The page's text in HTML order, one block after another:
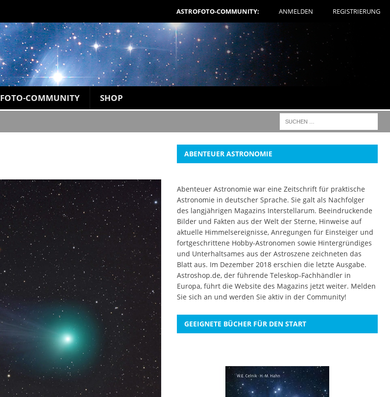
ASTROFOTO-COMMUNITY: ANMELDEN REGISTRIERUNG
COMMUNITY SHOP
ABENTEUER ASTRONOMIE
Abenteuer Astronomie war eine Zeitschrift für praktische
Astronomie in deutscher Sprache. Sie galt als Nachfolger
des langjährigen Magazins Interstellarum. Beeindruckende
Bilder und Fakten aus der Welt der Sterne, Hinweise auf
aktuelle Himmelsereignisse, Anregungen für Einsteiger und
fortgeschrittene Hobby-Astronomen sowie Hintergründiges
und Unterhaltsames aus der Astroszene zeichneten das
Blatt aus. Im Dezember 2018 erschien die letzte Ausgabe.
Astroshop.de, der führende Teleskop-Fachhändler in
Europa, führt die Website des Magazins jetzt weiter. Melden
Sie sich an und werden Sie aktiv in der Community!
GEEIGNETE BÜCHER FÜR DEN START